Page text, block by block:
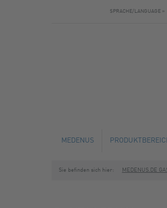
SPRACHE/LANGUAGE »
MEDENUS
AKTUELLES
Sie befinden sich hier: MEDENUS.DE